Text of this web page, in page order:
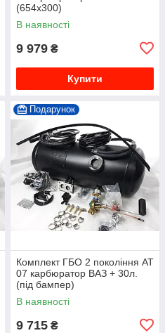
(654х300)
В наявності
9 979 ₴
Купити
Подарунок
Комплект ГБО 2 покоління АТ
07 карбюратор ВАЗ + 30л.
(під бампер)
В наявності
9 715 ₴